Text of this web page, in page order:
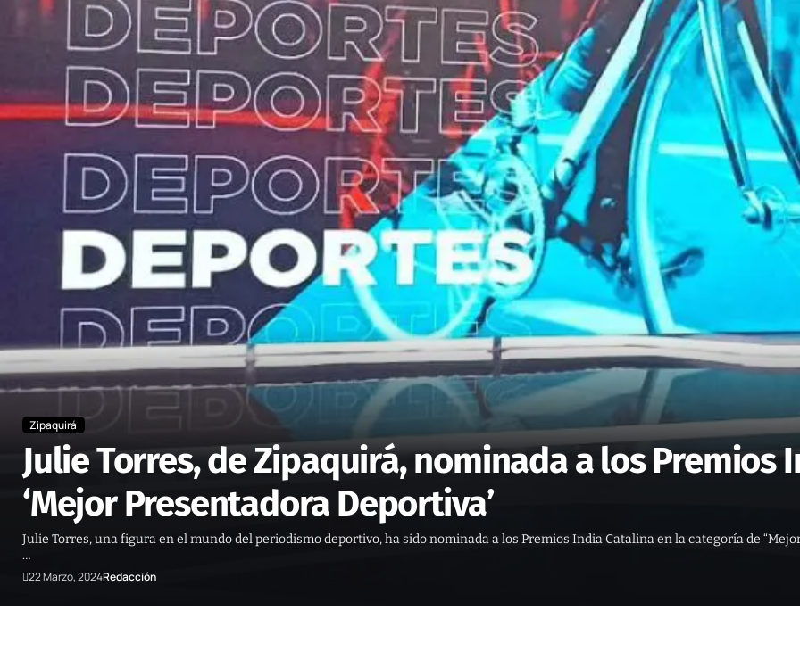
Zipaquirá
Julie Torres, de Zipaquirá, nominada a los Premios
‘Mejor Presentadora Deportiva’
Julie Torres, una figura en el mundo del periodismo deportivo, ha sido nominada a los Premios India Catalina en la categoría de
…
22 Marzo, 2024Redacción